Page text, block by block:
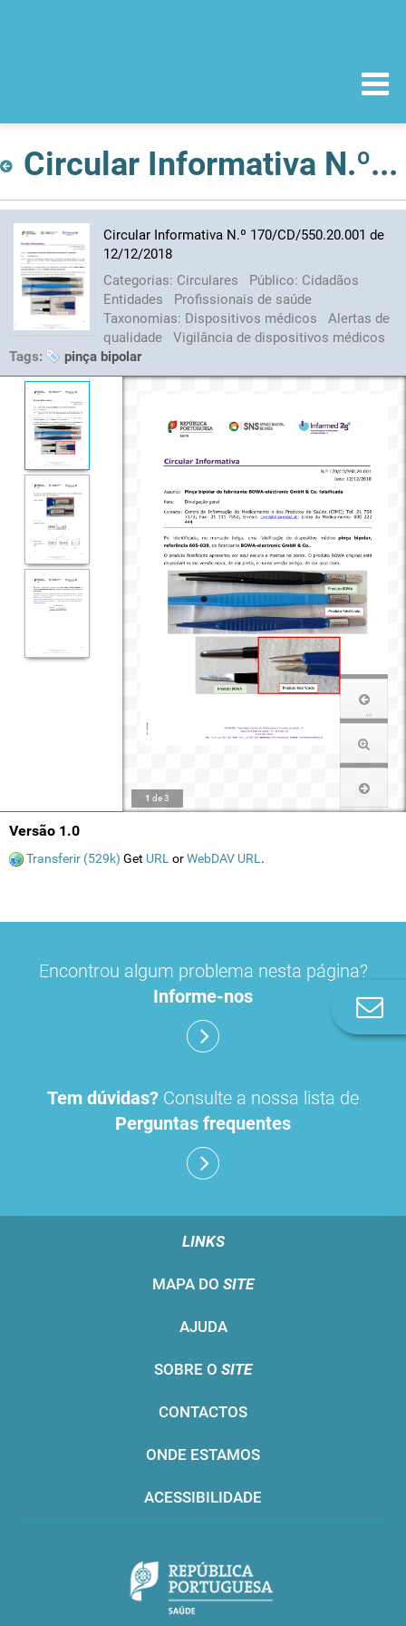
Circular Informativa N.º 170/CD/550.20.001 de 12/12/2018
Circular Informativa N.º 170/CD/550.20.001 de
12/12/2018
Categorias: Circulares Público: Cidadãos
Entidades
Profissionais de saúde
Taxonomias: Dispositivos médicos
Alertas de
qualidade
Vigilância de dispositivos médicos
Tags:
pinça bipolar
1 de3
Versão 1.0
Transferir (529k) Get URL orWebDAV URL .
Encontrou algum problema nesta página?
Informe-nos
Tem dúvidas? Consulte a nossa lista de
Perguntas frequentes
LINKS
MAPA DO SITE
AJUDA
SOBRE O SITE
CONTACTOS
ONDE ESTAMOS
ACESSIBILIDADE